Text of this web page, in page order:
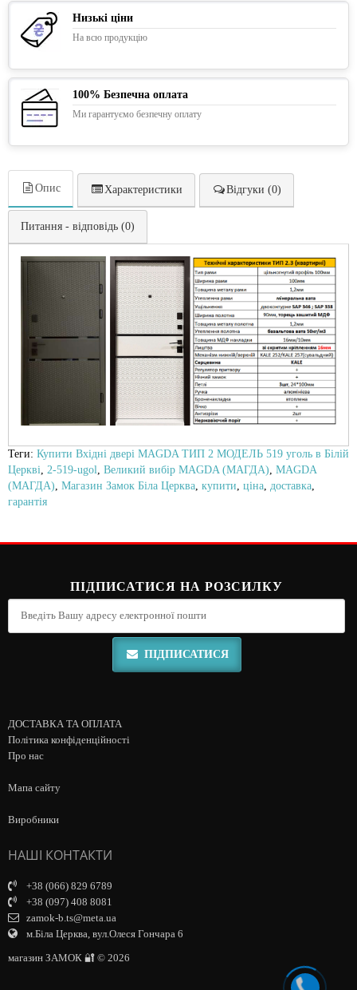
Низькі ціни
На всю продукцію
100% Безпечна оплата
Ми гарантуємо безпечну оплату
Опис Характеристики Відгуки (0)
Питання - відповідь (0)
Теги: Купити Вхідні двері MAGDA ТИП 2 МОДЕЛЬ 519 уголь в Білій
Церкві
2-519-ugol Великий вибір MAGDA (МАГДА) MAGDA
(МАГДА) Магазин Замок Біла Церква купити ціна доставка
гарантія
ПІДПИСАТИСЯ НА РОЗСИЛКУ
ПІДПИСАТИСЯ
ДОСТАВКА ТА ОПЛАТА
Політика конфіденційності
Про нас
Мапа сайту
Виробники
НАШІ КОНТАКТИ
+38 (066) 829 6789
+38 (097) 408 8081
zamok-b.ts@meta.ua
м.Біла Церква, вул.Олеся Гончара 6
магазин ЗАМОК 🔐 © 2026